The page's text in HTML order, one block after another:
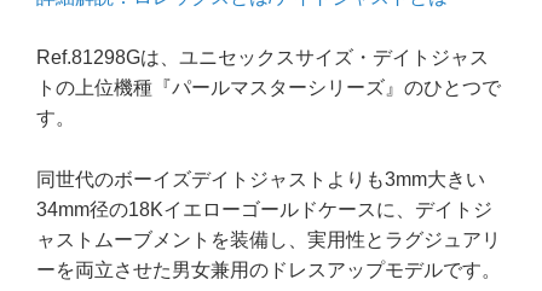
Ref.81298Gは、ユニセックスサイズ・デイトジャス
トの上位機種『パールマスターシリーズ』のひとつで
す。
同世代のボーイズデイトジャストよりも3mm大きい
34mm径の18Kイエローゴールドケースに、デイトジ
ャストムーブメントを装備し、実用性とラグジュアリ
ーを両立させた男女兼用のドレスアップモデルです。